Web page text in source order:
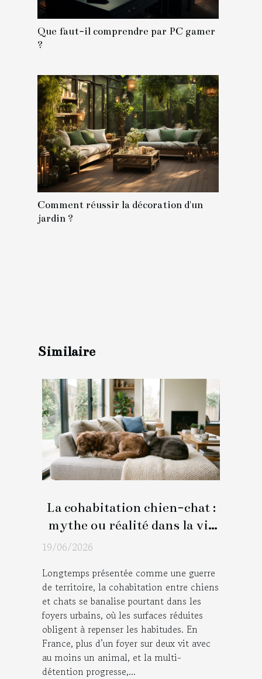
Que faut-il comprendre par PC gamer
?
Comment réussir la décoration d'un
jardin ?
Similaire
La cohabitation chien-chat :
mythe ou réalité dans la vie
19/06/2026
Longtemps présentée comme une guerre
de territoire, la cohabitation entre chiens
et chats se banalise pourtant dans les
foyers urbains, où les surfaces réduites
obligent à repenser les habitudes. En
France, plus d’un foyer sur deux vit avec
au moins un animal, et la multi-
détention progresse,...